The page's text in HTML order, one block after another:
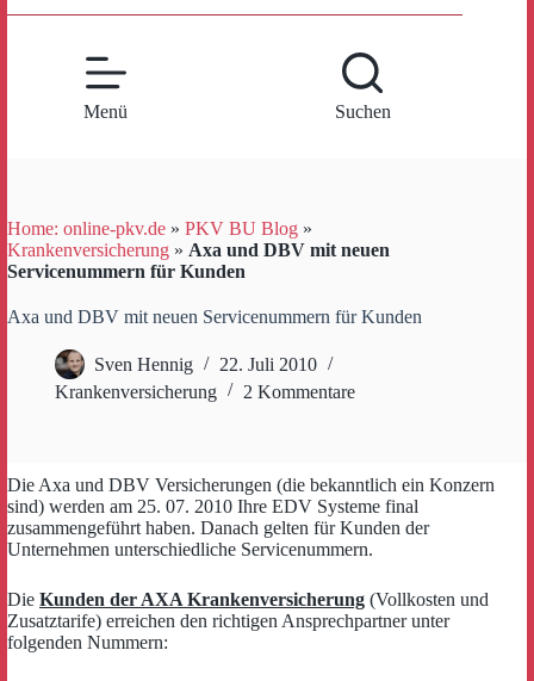
Menü Suchen
Home: online-pkv.de » PKV BU Blog »
Krankenversicherung » Axa und DBV mit neuen
Servicenummern für Kunden
Axa und DBV mit neuen Servicenummern für Kunden
Sven Hennig
22. Juli 2010
Krankenversicherung
2 Kommentare
Die Axa und DBV Versicherungen (die bekanntlich ein Konzern
sind) werden am 25. 07. 2010 Ihre EDV Systeme final
zusammengeführt haben. Danach gelten für Kunden der
Unternehmen unterschiedliche Servicenummern.
Die Kunden der AXA Krankenversicherung (Vollkosten und
Zusatztarife) erreichen den richtigen Ansprechpartner unter
folgenden Nummern: